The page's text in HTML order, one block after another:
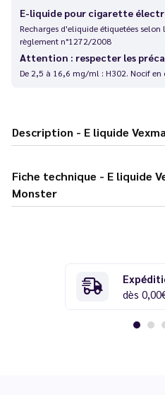
E-liquide pour cigarette
Recharges d'eliquide étiquetées
règlement n°1272/2008
Attention : respecter les
De 2,5 à 16,6 mg/ml : H302. Nocif en
Description - E
Fiche technique - E liquide Vexman 200 ml -
Monster
dès